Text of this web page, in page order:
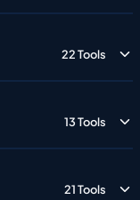
22 Tools
13 Tools
21 Tools